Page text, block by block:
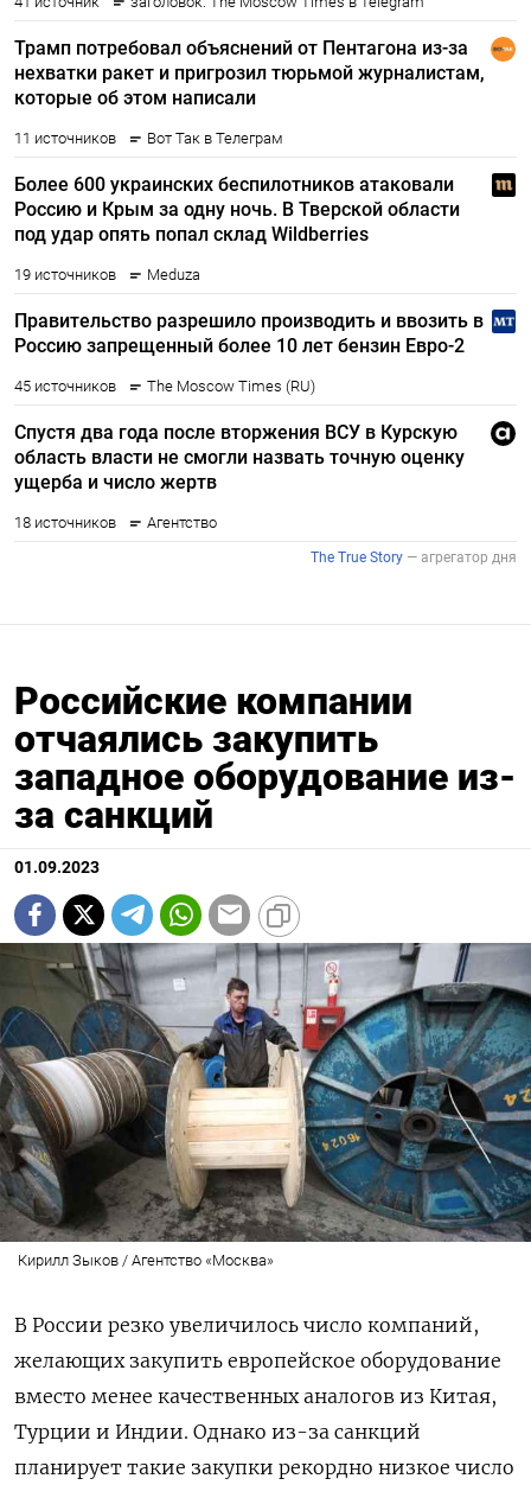
Российские компании
отчаялись закупить
западное оборудование из-
за санкций
01.09.2023
Кирилл Зыков / Агентство «Москва»
В России резко увеличилось число компаний,
желающих закупить европейское оборудование
вместо менее качественных аналогов из Китая,
Турции и Индии. Однако из-за санкций
планирует такие закупки рекордно низкое число